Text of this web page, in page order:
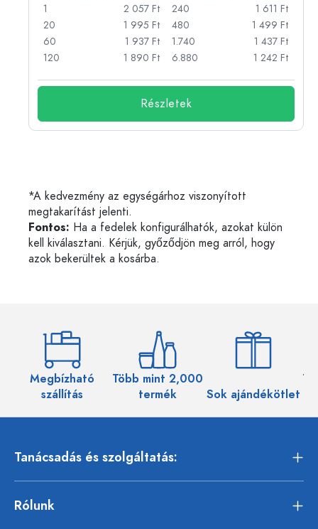
1
2 057 Ft
20
1 995 Ft
60
1 937 Ft
120
1 890 Ft
240
1 611 Ft
480
1 499 Ft
1.740
1 437 Ft
6.880
1 242 Ft
Részletek
*A kedvezmény az egységárhoz viszonyított
megtakarítást jelenti.
Fontos: Ha a fedelek konfigurálhatók, azokat külön
kell kiválasztani. Kérjük, győződjön meg arról, hogy
azok bekerültek a kosárba.
Megbízható
szállítás
Több mint 2,000
termék
Sok ajándékötlet
Tanácsadás és szolgáltatás:
Rólunk